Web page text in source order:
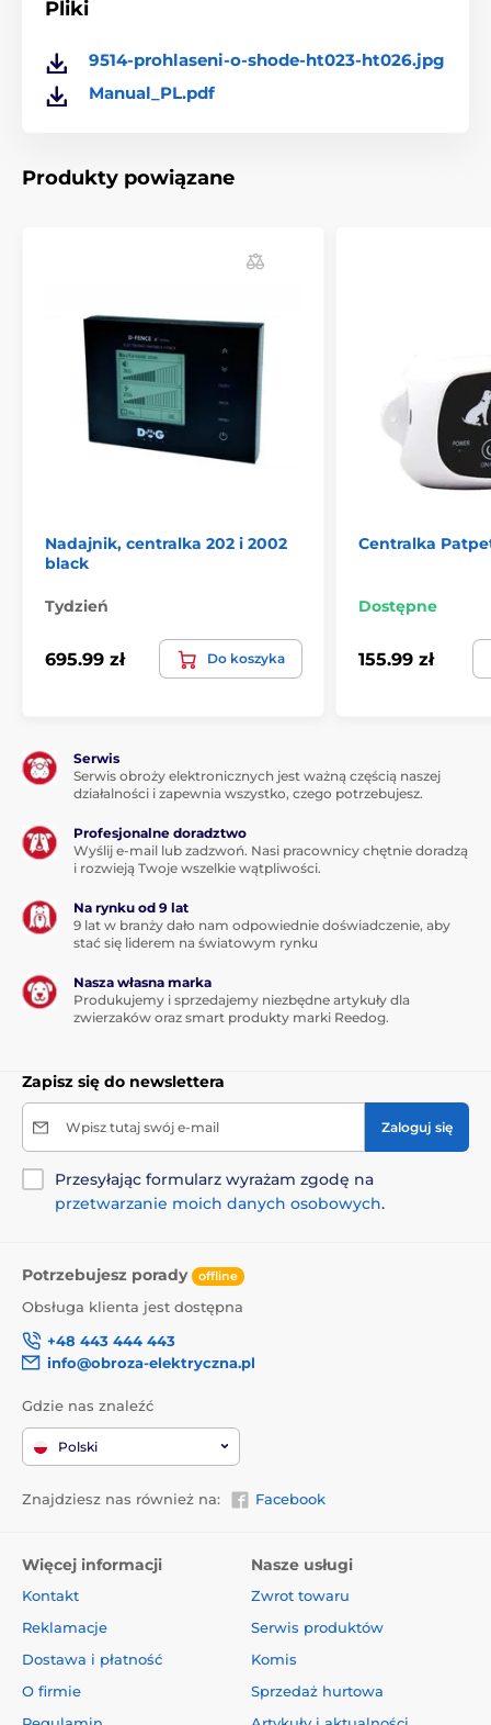
Pliki
9514-prohlaseni-o-shode-ht023-ht026.jpg
Manual_PL.pdf
Produkty powiązane
Nadajnik, centralka 202 i 2002
black
Tydzień
695.99 zł Do koszyka
Centralka
Dostępne
155.99 zł
Serwis
Serwis obroży elektronicznych jest ważną częścią naszej
działalności i zapewnia wszystko, czego potrzebujesz.
Profesjonalne doradztwo
Wyślij e-mail lub zadzwoń. Nasi pracownicy chętnie doradzą
i rozwieją Twoje wszelkie wątpliwości.
Na rynku od 9 lat
9 lat w branży dało nam odpowiednie doświadczenie, aby
stać się liderem na światowym rynku
Nasza własna marka
Produkujemy i sprzedajemy niezbędne artykuły dla
zwierzaków oraz smart produkty marki Reedog.
Zapisz się do newslettera
Wpisz tutaj swój e-mail Zaloguj się
Przesyłając formularz wyrażam zgodę na
przetwarzanie moich danych osobowych.
Potrzebujesz porady offline
Obsługa klienta jest dostępna
+48 443 444 443
info@obroza-elektryczna.pl
Gdzie nas znaleźć
Polski
Znajdziesz nas również na: Facebook
Więcej informacji
Kontakt
Reklamacje
Dostawa i płatność
O firmie
Nasze usługi
Zwrot towaru
Serwis produktów
Komis
Sprzedaż hurtowa